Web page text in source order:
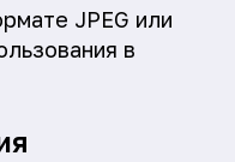
JPEG или
в